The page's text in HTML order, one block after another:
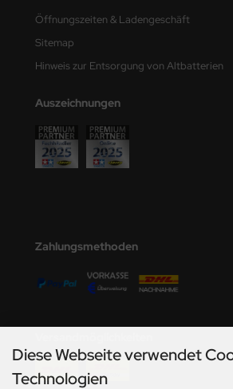
Öffnungszeiten & Ladengeschäft
Sitemap
Hinweis zur Entsorgung von Altbatterien
Auszeichnungen
Zahlungsmethoden
Diese Webseite verwendet
Technologien